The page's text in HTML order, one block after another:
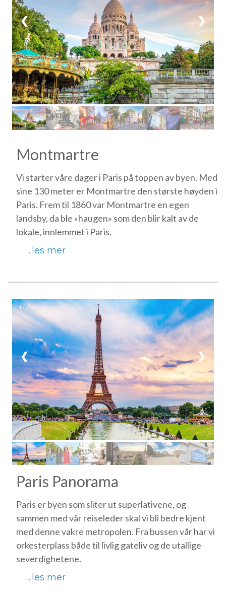
❮ ❯
Montmartre
Vi starter våre dager i Paris på toppen av byen. Med
sine 130 meter er Montmartre den største høyden i
Paris. Frem til 1860 var Montmartre en egen
landsby, da ble «haugen» som den blir kalt av de
lokale, innlemmet i Paris.
...les mer
1 / 6
❮ ❯
Paris Panorama
Paris er byen som sliter ut superlativene, og
sammen med vår reiseleder skal vi bli bedre kjent
med denne vakre metropolen. Fra bussen vår har vi
orkesterplass både til livlig gateliv og de utallige
severdighetene.
...les mer